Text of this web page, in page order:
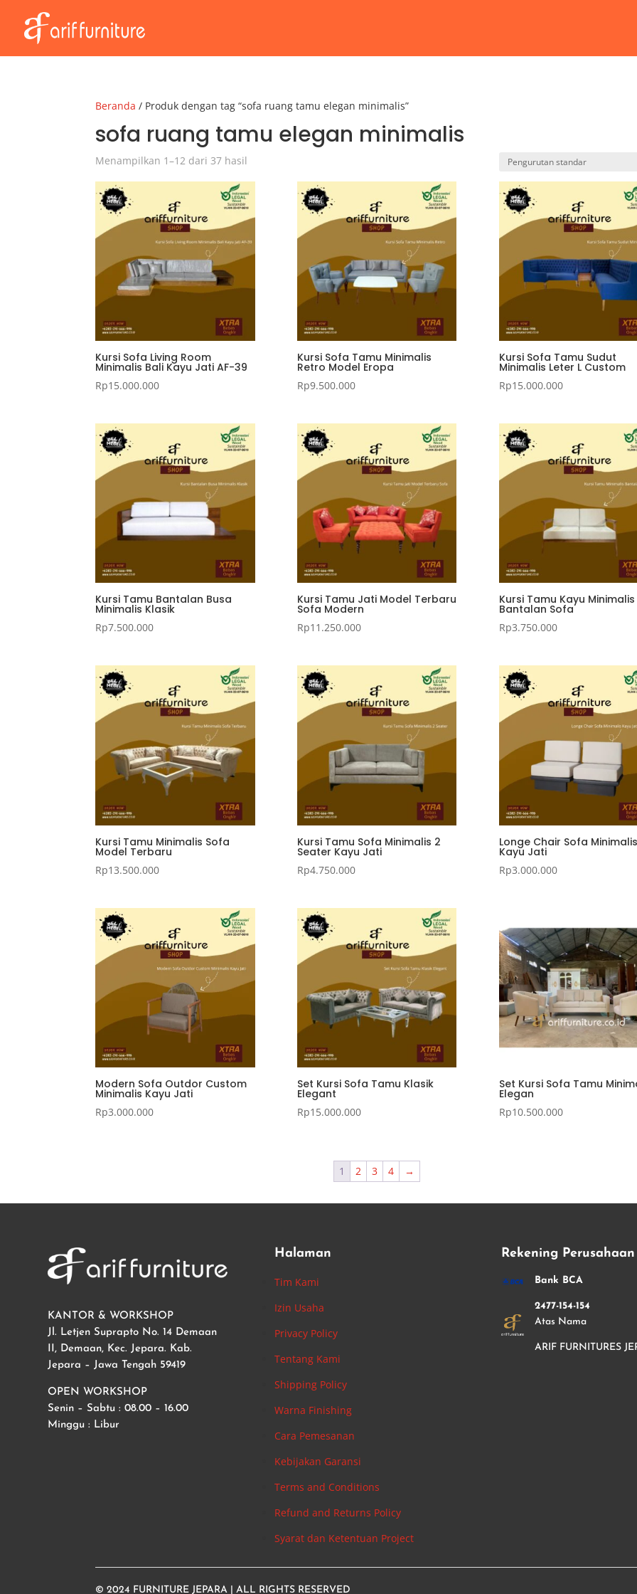
Beranda / Produk dengan tag “sofa ruang tamu elegan minimalis”
sofa ruang tamu elegan minimalis
Menampilkan 1–12 dari 37 hasil
Kursi Sofa Living Room
Minimalis Bali Kayu Jati AF-39
Rp15.000.000
Kursi Sofa Tamu Minimalis
Retro Model Eropa
Rp9.500.000
Kursi Sofa Tamu Sudut
Minimalis Leter L Custom
Rp15.000.000
Kursi Tamu Bantalan Busa
Minimalis Klasik
Rp7.500.000
Kursi Tamu Jati Model Terbaru
Sofa Modern
Rp11.250.000
Kursi Tamu Kayu Minimalis
Bantalan Sofa
Rp3.750.000
Kursi Tamu Minimalis Sofa
Model Terbaru
Rp13.500.000
Kursi Tamu Sofa Minimalis 2
Seater Kayu Jati
Rp4.750.000
Longe Chair Sofa Minimalis
Kayu Jati
Rp3.000.000
Modern Sofa Outdor Custom
Minimalis Kayu Jati
Rp3.000.000
Set Kursi Sofa Tamu Klasik
Elegant
Rp15.000.000
Set Kursi Sofa Tamu
Elegan
Rp10.500.000
1 2 3 4 →
KANTOR & WORKSHOP
Jl. Letjen Suprapto No. 14 Demaan
II, Demaan, Kec. Jepara. Kab.
Jepara – Jawa Tengah 59419
OPEN WORKSHOP
Senin – Sabtu : 08.00 – 16.00
Minggu : Libur
Halaman
Tim Kami
Izin Usaha
Privacy Policy
Tentang Kami
Shipping Policy
Warna Finishing
Cara Pemesanan
Kebijakan Garansi
Terms and Conditions
Refund and Returns Policy
Syarat dan Ketentuan Project
Rekening Perusahaan
Bank BCA
2477-154-154
Atas Nama
ARIF FURNITURES
© 2024 FURNITURE JEPARA | ALL RIGHTS RESERVED